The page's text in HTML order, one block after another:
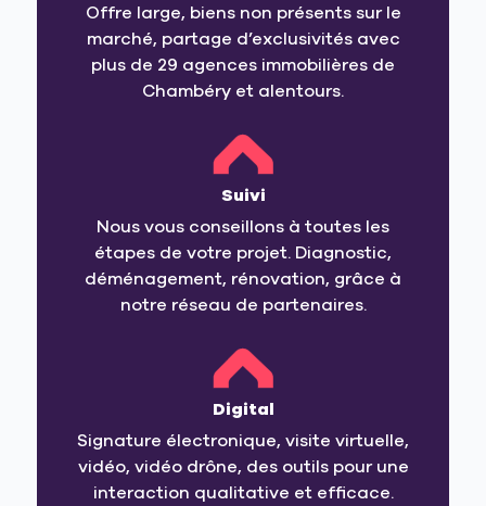
Offre large, biens non présents sur le
marché, partage d’exclusivités avec
plus de 29 agences immobilières de
Chambéry et alentours.
Suivi
Nous vous conseillons à toutes les
étapes de votre projet. Diagnostic,
déménagement, rénovation, grâce à
notre réseau de partenaires.
Digital
Signature électronique, visite virtuelle,
vidéo, vidéo drône, des outils pour une
interaction qualitative et efficace.